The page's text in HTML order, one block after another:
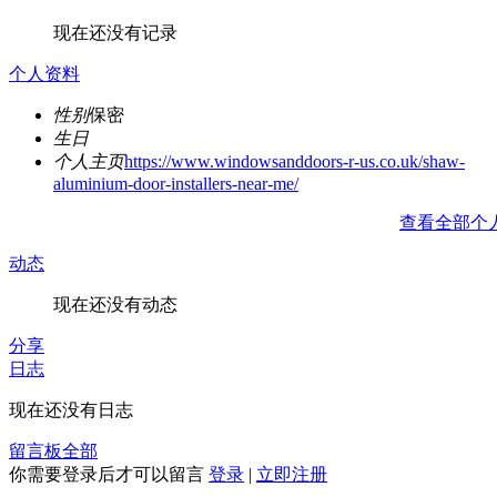
现在还没有记录
个人资料
性别保密
生日
个人主页https://www.windowsanddoors-r-us.co.uk/shaw-
aluminium-door-installers-near-me/
查看全部个
动态
现在还没有动态
分享
日志
现在还没有日志
留言板全部
你需要登录后才可以留言 登录 | 立即注册